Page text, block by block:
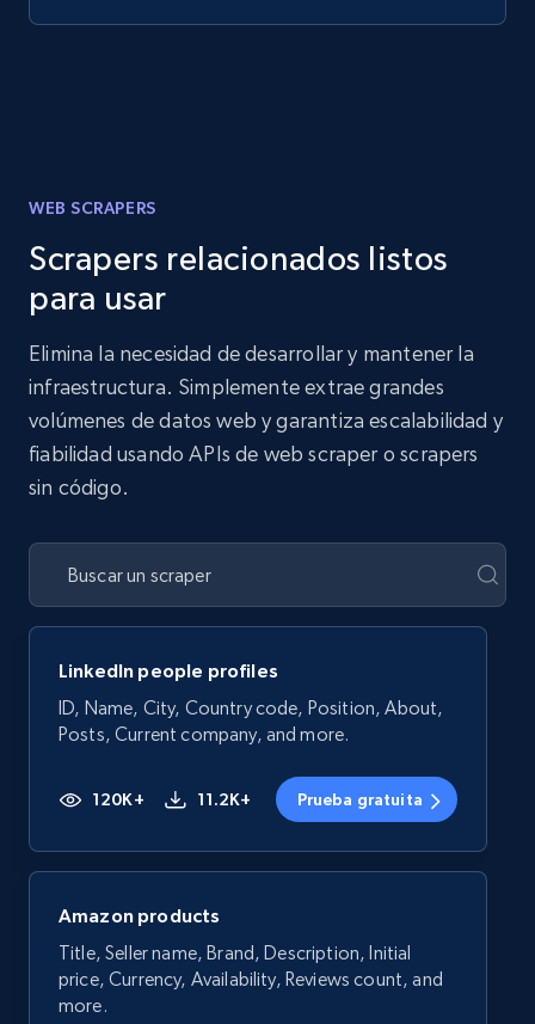
WEB SCRAPERS
Scrapers relacionados listos
para usar
Elimina la necesidad de desarrollar y mantener la
infraestructura. Simplemente extrae grandes
volúmenes de datos web y garantiza escalabilidad y
fiabilidad usando APIs de web scraper o scrapers
sin código.
LinkedIn people profiles
ID, Name, City, Country code, Position, About,
Posts, Current company, and more.
120K+ 11.2K+ Prueba gratuita
Amazon products
Title, Seller name, Brand, Description, Initial
price, Currency, Availability, Reviews count, and
more.